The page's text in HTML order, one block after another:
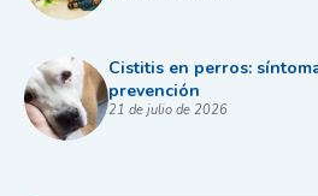
Cistitis en perros:
prevención
21 de julio de 2026